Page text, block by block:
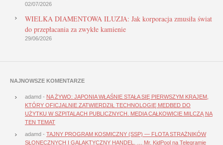
02/07/2026
WIELKA DIAMENTOWA ILUZJA: Jak korporacja zmusiła świat
do przepłacania za zwykłe kamienie
29/06/2026
NAJNOWSZE KOMENTARZE
adamd - NA ŻYWO: JAPONIA WŁAŚNIE STAŁA SIĘ PIERWSZYM KRAJEM,
KTÓRY OFICJALNIE ZATWIERDZIŁ TECHNOLOGIĘ MEDBED DO
UŻYTKU W SZPITALACH PUBLICZNYCH. MEDIA CAŁKOWICIE MILCZĄ NA
TEN TEMAT
adamd - TAJNY PROGRAM KOSMICZNY (SSP) — FLOTA STRAŻNIKÓW
SŁONECZNYCH I GALAKTYCZNY HANDEL. … Mr. KidPool na Telegramie